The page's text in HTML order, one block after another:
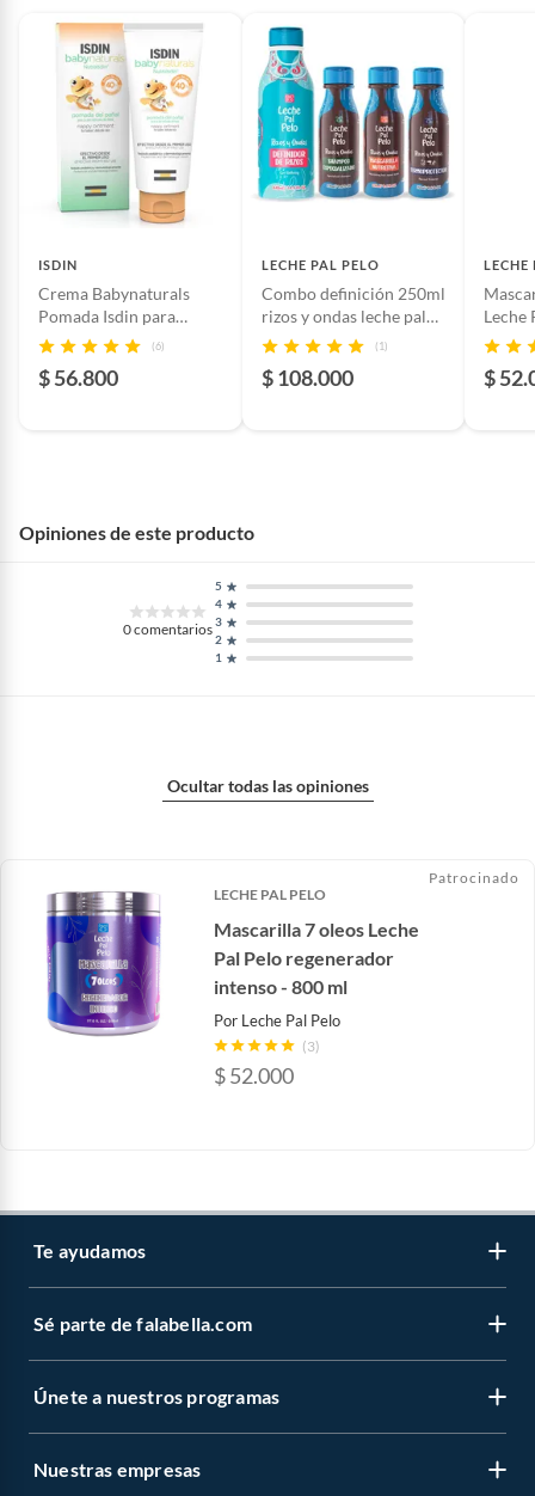
Tipo Reparación
ISDIN
Crema Babynaturals
Pomada Isdin para
Bebés 100 ml
(6)
$ 56.800
LECHE PAL PELO
Combo definición 250ml
rizos y ondas leche pal
pelo
(1)
$ 108.000
LECHE
Leche
$
Opiniones de este producto
0comentarios
1
2
3
4
5
Ocultar todas las opiniones
LECHE PAL PELO
Mascarilla 7 oleos Leche
Pal Pelo regenerador
intenso - 800 ml
Por Leche Pal Pelo
(3)
$52.000
Patrocinado
Te ayudamos
Venta telefónica
Información legal
Sé parte de falabella.com
Vende en falabella.com
Únete a nuestros programas
CMR Puntos
Nuestras empresas